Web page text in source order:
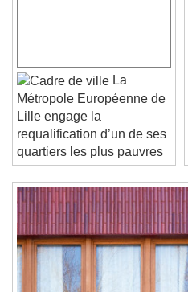
Unmute
Current Time
/
Duration
Loaded :0%
Stream Type
Seek to live, currently
Remaining Time-0:00
1x
Playback Rate
Chapters
Chapters
La
Métropole Européenne de
Lille engage la
requalification d’un de ses
quartiers les plus pauvres